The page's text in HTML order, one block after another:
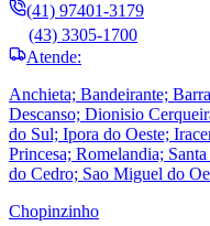
(41) 97401-3179
(43) 3305-1700
Atende:
Anchieta; Bandeirante;
Descanso; Dionisio
do Sul; Ipora do Oeste;
Princesa; Romelandia;
do Cedro; Sao Miguel do
Chopinzinho